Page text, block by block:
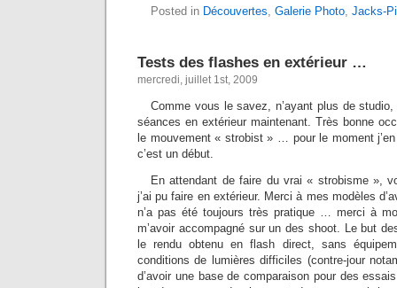
Posted in Découvertes, Galerie Photo, Jacks-
Tests des flashes en extérieur …
mercredi, juillet 1st, 2009
Comme vous le savez, n’ayant plus de
séances en extérieur maintenant. Très bonne
le mouvement « strobist » … pour le moment
c’est un début.
En attendant de faire du vrai « strobisme »,
j’ai pu faire en extérieur. Merci à mes modèles
n’a pas été toujours très pratique … merci à
m’avoir accompagné sur un des shoot. Le but
le rendu obtenu en flash direct, sans
conditions de lumières difficiles (contre-jour
d’avoir une base de comparaison pour des